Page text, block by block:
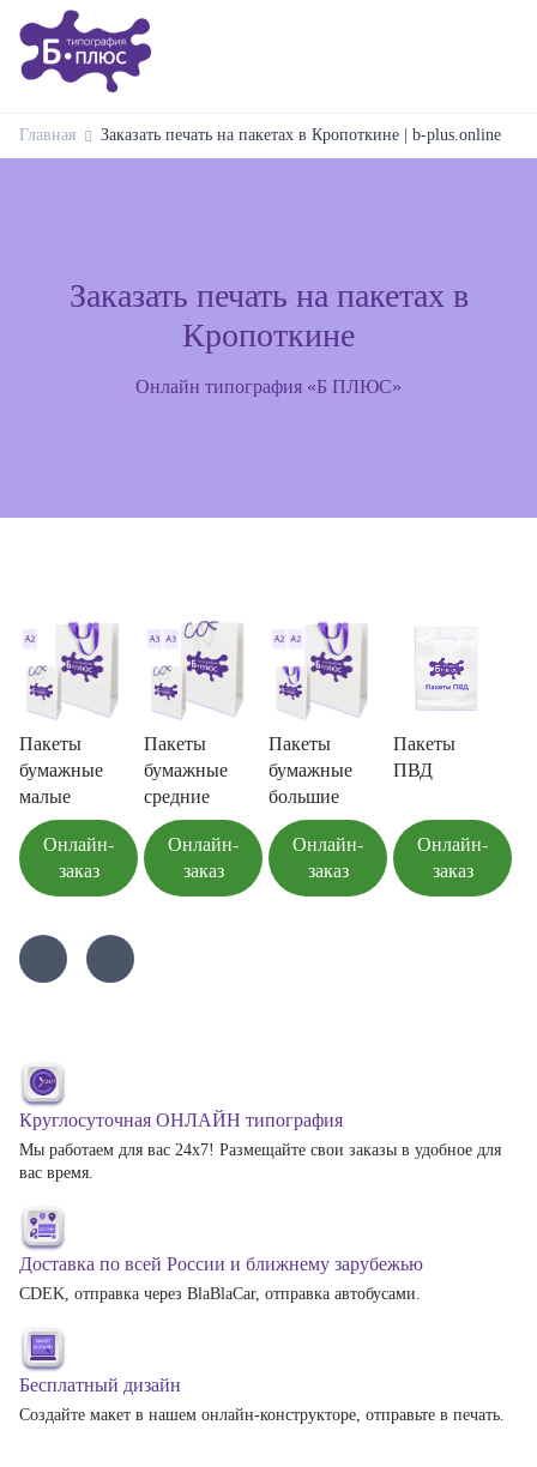
Главная Заказать печать на пакетах в Кропоткине | b-plus.online
Заказать печать на пакетах в
Кропоткине
Онлайн типография «Б ПЛЮС»
Пакеты
бумажные
малые
Онлайн-
заказ
Пакеты
бумажные
средние
Онлайн-
заказ
Пакеты
бумажные
большие
Онлайн-
заказ
Пакеты
ПВД
Онлайн-
заказ
Круглосуточная ОНЛАЙН типография
Мы работаем для вас 24х7! Размещайте свои заказы в удобное для
вас время.
Доставка по всей России и ближнему зарубежью
CDEK, отправка через BlaBlaCar, отправка автобусами.
Бесплатный дизайн
Создайте макет в нашем онлайн-конструкторе, отправьте в печать.